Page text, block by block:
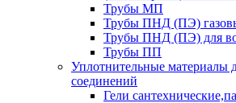
Трубы МП
Трубы ПНД (ПЭ)
Трубы ПНД (ПЭ) для
Трубы ПП
Уплотнительные материалы
соединений
Гели